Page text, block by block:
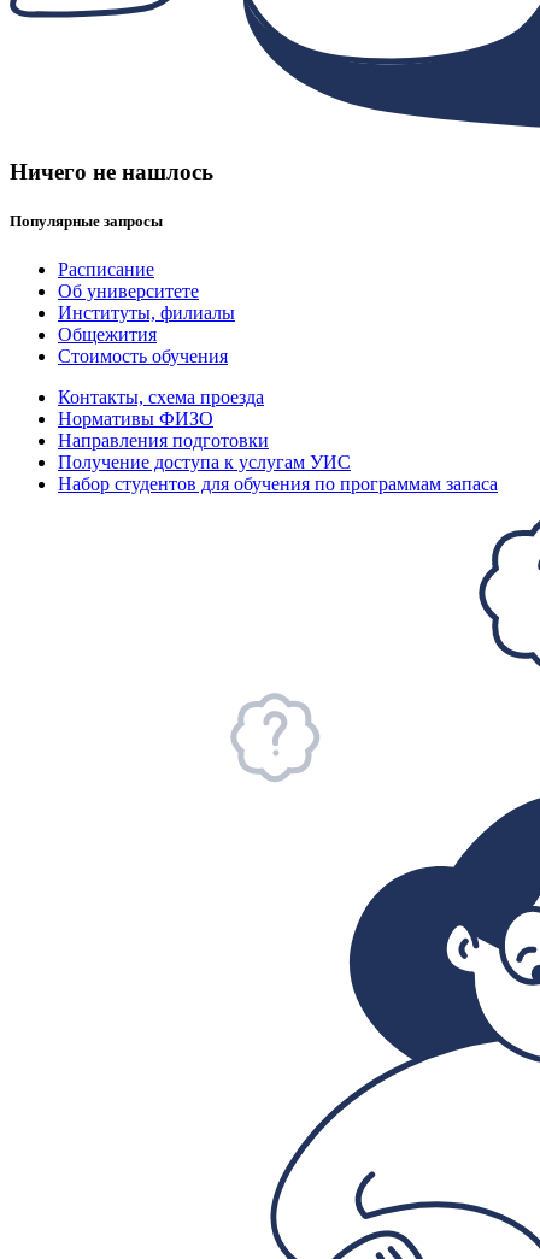
Ничего не нашлось
Популярные запросы
Расписание
Об университете
Институты, филиалы
Общежития
Стоимость обучения
Контакты, схема проезда
Нормативы ФИЗО
Направления подготовки
Получение доступа к услугам УИС
Набор студентов для обучения по программам запаса